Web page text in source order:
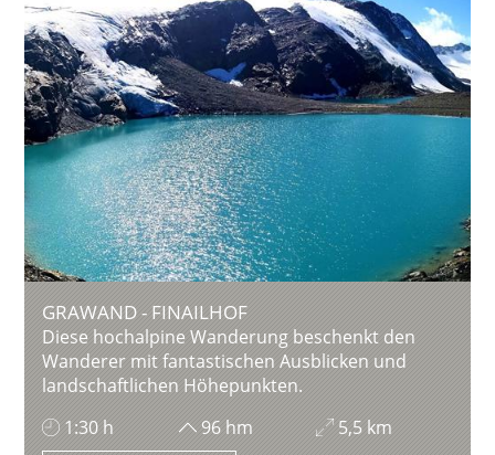
GRAWAND - FINAILHOF
Diese hochalpine Wanderung beschenkt den
Wanderer mit fantastischen Ausblicken und
landschaftlichen Höhepunkten.
1:30 h
96 hm
5,5 km